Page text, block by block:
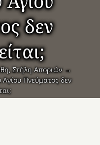
δεν
Στήλη Αποριών
Πνεύματος δεν